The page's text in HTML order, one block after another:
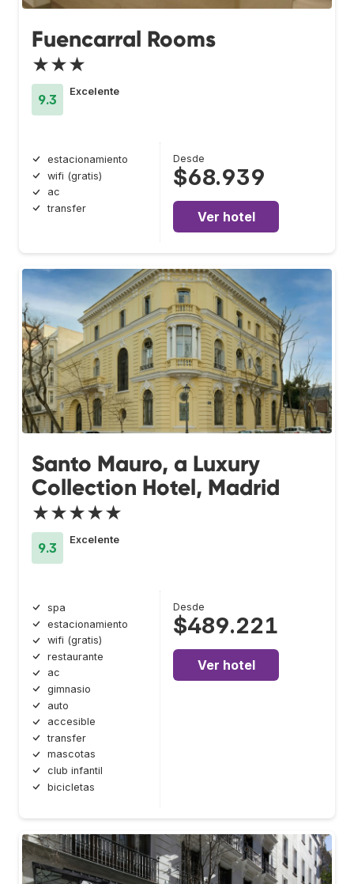
Fuencarral Rooms
★★★
9.3
Excelente
estacionamiento
wifi (gratis)
ac
transfer
Desde
$68.939
Ver hotel
Santo Mauro, a Luxury
Collection Hotel, Madrid
★★★★★
9.3
Excelente
spa
estacionamiento
wifi (gratis)
restaurante
ac
gimnasio
auto
accesible
transfer
mascotas
club infantil
bicicletas
Desde
$489.221
Ver hotel